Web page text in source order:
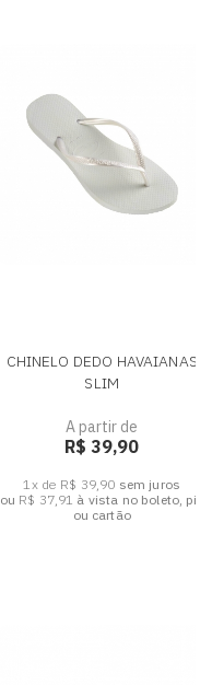
CHINELO DEDO HAVAIANAS
SLIM
A partir de
R$ 39,90
1x de R$ 39,90 sem juros
ou R$ 37,91 à vista no boleto, pix
ou cartão